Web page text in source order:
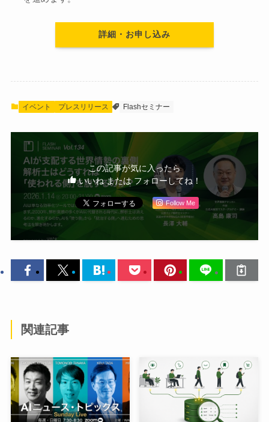
詳細・お申し込み
イベント プレスリリース Flashセミナー
この記事が気に入ったら
いいね または フォローしてね！
Follow Me
関連記事